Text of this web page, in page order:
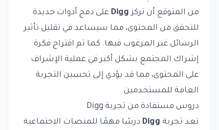
من المتوقع أن تركز Digg على دمج أدوات جديدة
للتحقق من المحتوى، مما سيساعد في تقليل تأثير
الرسائل غير المرغوب فيها. كما تم اقتراح فكرة
إشراك المجتمع بشكل أكبر في عملية الإشراف
على المحتوى، مما قد يؤدي إلى تحسين التجربة
العامة للمستخدمين.
دروس مستفادة من تجربة Digg
تعد تجربة Digg درسًا مهمًا للمنصات الاجتماعية